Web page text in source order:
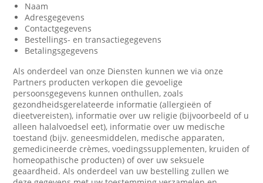
Naam
Adresgegevens
Contactgegevens
Bestellings- en transactiegegevens
Betalingsgegevens
Als onderdeel van onze Diensten kunnen we via onze
Partners producten verkopen die gevoelige
persoonsgegevens kunnen onthullen, zoals
gezondheidsgerelateerde informatie (allergieën of
dieetvereisten), informatie over uw religie (bijvoorbeeld of u
alleen halalvoedsel eet), informatie over uw medische
toestand (bijv. geneesmiddelen, medische apparaten,
gemedicineerde crèmes, voedingssupplementen, kruiden of
homeopathische producten) of over uw seksuele
geaardheid. Als onderdeel van uw bestelling zullen we